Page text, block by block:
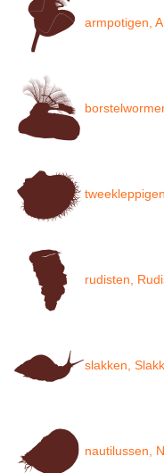
armpotigen,
rudisten,
slakken,
nautilussen,